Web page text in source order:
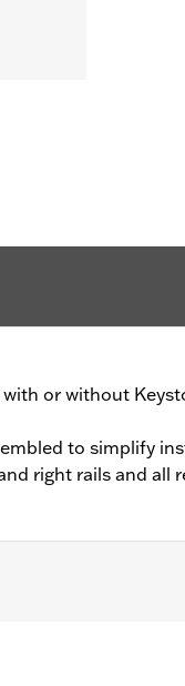
or without
to simplify
right rails and all